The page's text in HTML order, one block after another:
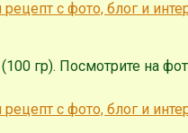
гр). Посмотрите на